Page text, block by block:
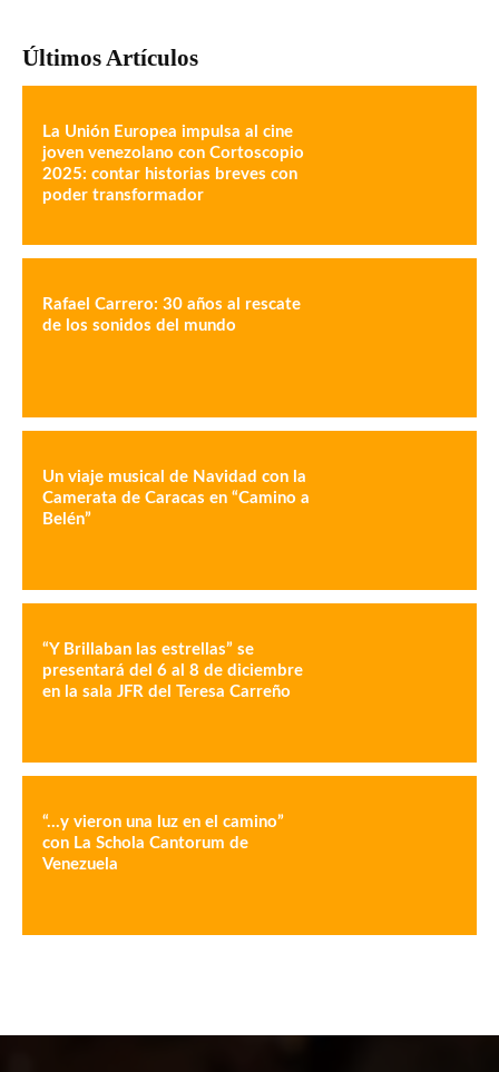
Últimos Artículos
La Unión Europea impulsa al cine
joven venezolano con Cortoscopio
2025: contar historias breves con
poder transformador
Rafael Carrero: 30 años al rescate
de los sonidos del mundo
Un viaje musical de Navidad con la
Camerata de Caracas en “Camino a
Belén”
“Y Brillaban las estrellas” se
presentará del 6 al 8 de diciembre
en la sala JFR del Teresa Carreño
“…y vieron una luz en el camino”
con La Schola Cantorum de
Venezuela